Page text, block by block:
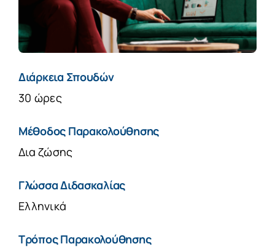
Διάρκεια Σπουδών
30 ώρες
Μέθοδος Παρακολούθησης
Δια ζώσης
Γλώσσα Διδασκαλίας
Ελληνικά
Τρόπος Παρακολούθησης